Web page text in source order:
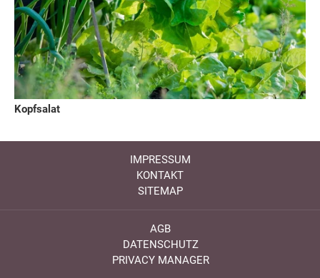
Kopfsalat
IMPRESSUM
KONTAKT
SITEMAP
AGB
DATENSCHUTZ
PRIVACY MANAGER